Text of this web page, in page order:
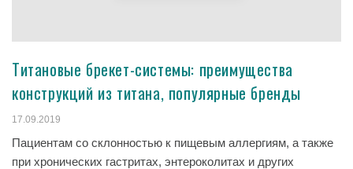
Титановые брекет-системы: преимущества
конструкций из титана, популярные бренды
17.09.2019
Пациентам со склонностью к пищевым аллергиям, а также
при хронических гастритах, энтероколитах и других